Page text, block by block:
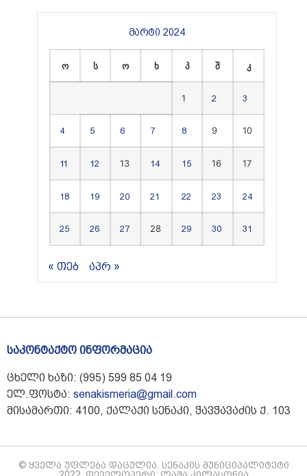
მარტი 2024
ო ს ო ხ პ შ კ
1 2 3
4 5 6 7 8 9 10
11 12 13 14 15 16 17
18 19 20 21 22 23 24
25 26 27 28 29 30 31
« თებ აპრ »
საკონტაქტო ინფორმაცია
ცხელი ხაზი: (995) 599 85 04 19
ელ.ფოსტა: senakismeria@gmail.com
მისამართი: 4100, ქალაქი სენაკი, ჭავჭავაძის ქ. 103
© ყველა უფლება დაცულია. სენაკის მუნიციპალიტეტი